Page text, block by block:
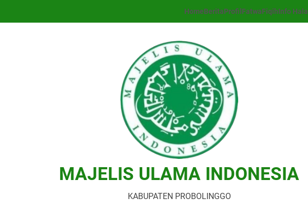
HomeBeritaProfil FatwaFiqihInfo Halal
MAJELIS ULAMA INDONESIA
KABUPATEN PROBOLINGGO